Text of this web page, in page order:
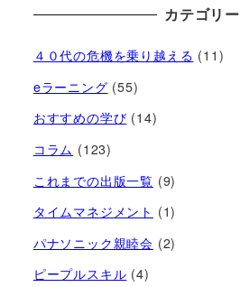
カテゴリー
４０代の危機を乗り越える (11)
eラーニング (55)
おすすめの学び (14)
コラム (123)
これまでの出版一覧 (9)
タイムマネジメント (1)
パナソニック親睦会 (2)
ピープルスキル (4)